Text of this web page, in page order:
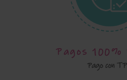
Pagos 100%
Pago con